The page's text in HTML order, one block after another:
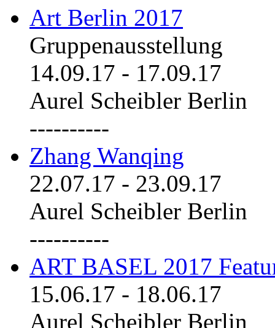
Art Berlin 2017
Gruppenausstellung
14.09.17 - 17.09.17
Aurel Scheibler Berlin
----------
Zhang Wanqing
22.07.17 - 23.09.17
Aurel Scheibler Berlin
----------
ART BASEL 2017
15.06.17 - 18.06.17
Aurel Scheibler Berlin